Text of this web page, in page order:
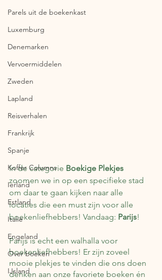
Parels uit de boekenkast
Luxemburg
Denemarken
Vervoermiddelen
Zweden
Lapland
Reisverhalen
Frankrijk
Spanje
Koffer Columns
Ierland
Estland
Italië
Engeland
Over boeken
IJsland
In de categorie Boekige Plekjes
zoomen we in op een specifieke stad
om daar te gaan kijken naar alle
locaties die een must zijn voor alle
boekenliefhebbers! Vandaag: Parijs!
Parijs is echt een walhalla voor
boekenliefhebbers! Er zijn zoveel
mooie plekjes te vinden die ons doen
denken aan onze favoriete boeken én